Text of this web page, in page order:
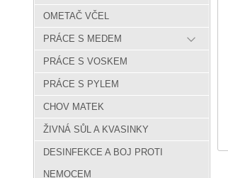
OMETAČ VČEL
PRÁCE S MEDEM
PRÁCE S VOSKEM
PRÁCE S PYLEM
CHOV MATEK
ŽIVNÁ SŮL A KVASINKY
DESINFEKCE A BOJ PROTI
NEMOCEM